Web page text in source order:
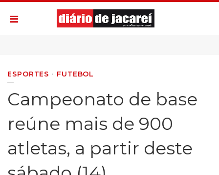
ESPORTES FUTEBOL
Campeonato de base
reúne mais de 900
atletas, a partir deste